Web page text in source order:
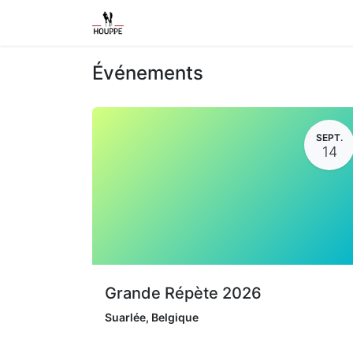
Événements
SEPT.
14
Grande Répète 2026
Suarlée, Belgique